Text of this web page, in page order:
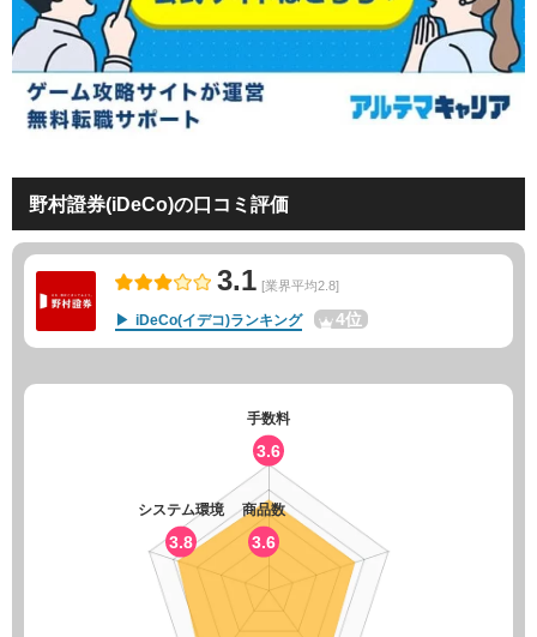
野村證券(iDeCo)の口コミ評価
3.1 [業界平均2.8]
iDeCo(イデコ)ランキング 4位
手数料
3.6
商品数
3.6
システム環境
3.8